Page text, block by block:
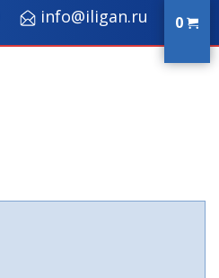
info@iligan.ru 0